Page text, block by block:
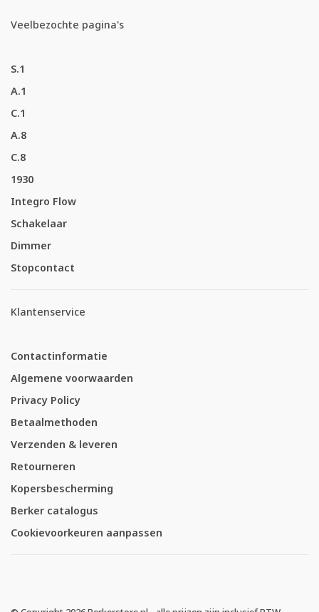
Veelbezochte pagina's
S.1
A.1
C.1
A.8
C.8
1930
Integro Flow
Schakelaar
Dimmer
Stopcontact
Klantenservice
Contactinformatie
Algemene voorwaarden
Privacy Policy
Betaalmethoden
Verzenden & leveren
Retourneren
Kopersbescherming
Berker catalogus
Cookievoorkeuren aanpassen